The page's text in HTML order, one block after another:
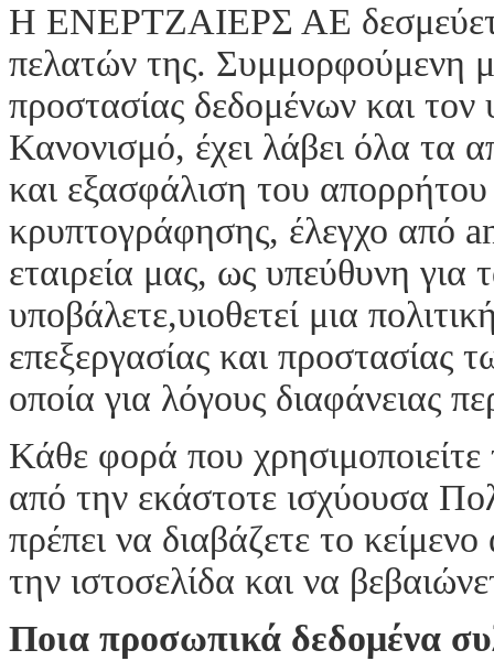
Η ΕΝΕΡΤΖΑΙΕΡΣ ΑΕ
πελατών της. Συμμορφούμενη
προστασίας δεδομένων και
Κανονισμό, έχει λάβει όλα τα
και εξασφάλιση του
κρυπτογράφησης, έλεγχο από
εταιρεία μας, ως υπεύθυνη
υποβάλετε,υιοθετεί μια
επεξεργασίας και προστασίας
οποία για λόγους διαφάνειας
Κάθε φορά που
από την εκάστοτε ισχύουσα
πρέπει να διαβάζετε το
την ιστοσελίδα και να
Ποια προσωπικά δεδομένα